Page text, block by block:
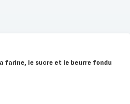
farine, le sucre et le beurre fondu